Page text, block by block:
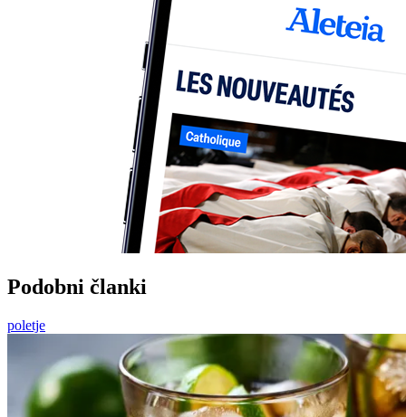
Podobni članki
poletje